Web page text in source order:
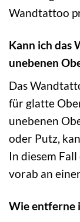
Wandtattoo
Kann ich das
unebenen
Das
für glatte
unebenen
oder Putz,
In diesem
vorab an
Wie entferne